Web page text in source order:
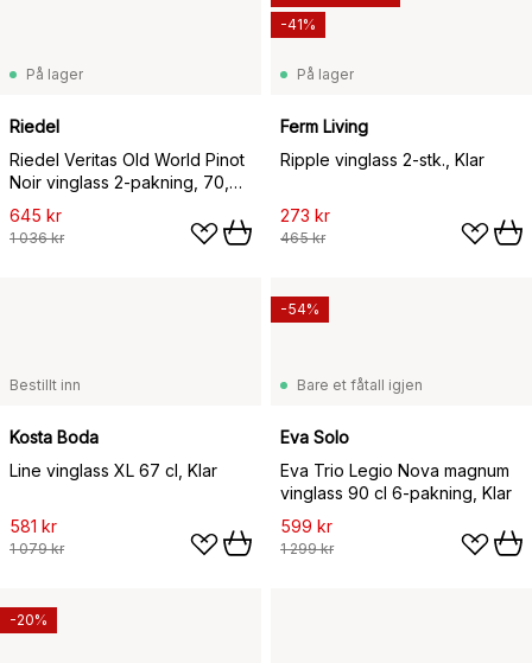
På lager
Riedel
Riedel Veritas Old World Pinot
Noir vinglass 2-pakning, 70,5
cl
645 kr
1 036 kr
På lager
Ferm Living
Ripple vinglass 2-stk., Klar
273 kr
465 kr
-41%
Bestillt inn
Kosta Boda
Line vinglass XL 67 cl, Klar
581 kr
1 079 kr
Bare et fåtall igjen
Eva Solo
Eva Trio Legio Nova magnum
vinglass 90 cl 6-pakning, Klar
599 kr
1 299 kr
-54%
-20%